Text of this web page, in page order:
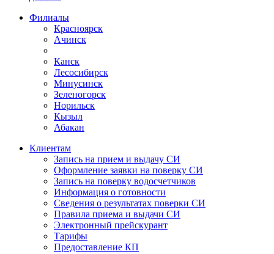
Филиалы
Красноярск
Ачинск
Канск
Лесосибирск
Минусинск
Зеленогорск
Норильск
Кызыл
Абакан
Клиентам
Запись на прием и выдачу СИ
Оформление заявки на поверку СИ
Запись на поверку водосчетчиков
Информация о готовности
Сведения о результатах поверки СИ
Правила приема и выдачи СИ
Электронный прейскурант
Тарифы
Предоставление КП